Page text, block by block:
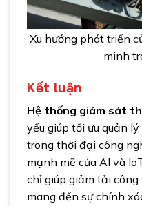
Xu hướng phát triển
minh
Kết luận
Hệ thống giám sát
yếu giúp tối ưu quản
trong thời đại công
mạnh mẽ của AI và
chỉ giúp giảm tải công
mang đến sự chính